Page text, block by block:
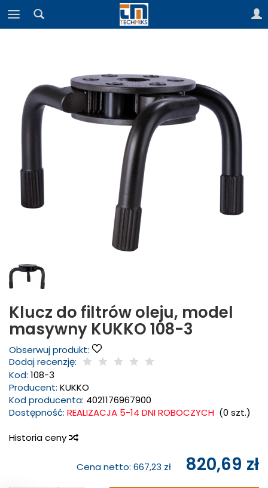
Klucz do filtrów oleju, model
masywny KUKKO 108-3
Obserwuj produkt:
Dodaj recenzję:
Kod: 108-3
Producent: KUKKO
Kod producenta: 4021176967900
Dostępność: REALIZACJA 5-14 DNI ROBOCZYCH (0 szt.)
Historia ceny
Cena netto: 667,23 zł 820,69 zł